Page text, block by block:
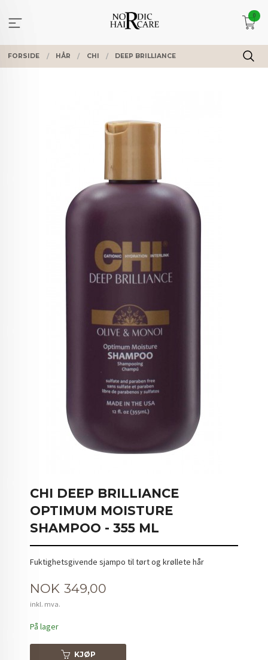
innholdet
0
FORSIDE HÅR CHI DEEP BRILLIANCE
CHI DEEP BRILLIANCE
OPTIMUM MOISTURE
SHAMPOO - 355 ML
Fuktighetsgivende sjampo til tørt og krøllete hår
Pris
NOK 349,00
inkl. mva.
På lager
KJØP